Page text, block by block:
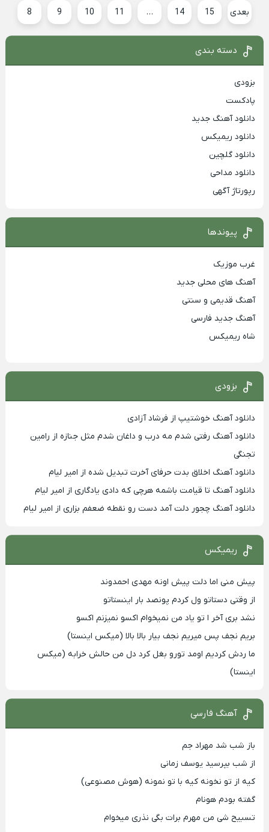
8 9 10 11 … 14 15 بعدی
دسته بندی
بزودی
پادکست
دانلود آهنگ جدید
دانلود ریمیکس
دانلود گلچین
دانلود مداحی
رپورتاژ آگهی
پیوندها
غرب موزیک
آهنگ های محلی جدید
آهنگ قدیمی و سنتی
آهنگ جدید فارسی
شاه ریمیکس
بزودی
دانلود آهنگ خوشتیپ از فرشاد آزادی
دانلود آهنگ رفتی شدم مه درب و داغان شدم مثل جنازه از رامین
تجنگی
دانلود آهنگ اخلاق بدت حرفای آخرت تبدیل شده از امیر لیام
دانلود آهنگ تا قیامت باشمه هرچی که دادی یادگاری از امیر لیام
دانلود آهنگ چجور دلت آمد دست رو نقطه ضعفم بزاری از امیر لیام
ریمیکس
پیش منی اما دلت پیش اونه مهدی احمدوند
از وقتی دستاتو ول کردم پونصد بار اینستاتو
نشد بری آخر ا تو یاد من نمیخوام اکسو نمیزنم اکسو
بریم نجف پس میریم نجف بیار بالا بالا (میکس اینستا)
ما ردش کردیم اومد تورو بغل کرد دل من حالش خرابه (میکس
اینستا)
آهنگ فارسی
باز شب شد مهراد جم
از شب بپرسید یوسف زمانی
کیه از تو نخونه کیه با تو نمونه (هوش مصنوعی)
گفته بودم هونام
تسبیح شی من مهرم برات بگی نذری میخوام